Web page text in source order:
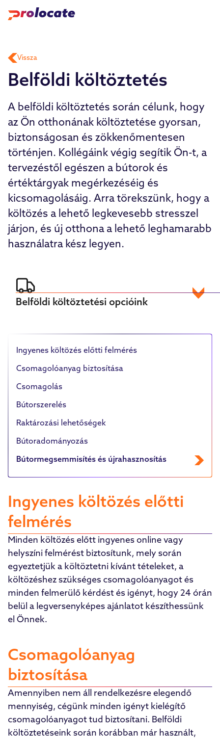
Vissza
Belföldi költöztetés
A belföldi költöztetés során célunk, hogy
az Ön otthonának költöztetése gyorsan,
biztonságosan és zökkenőmentesen
történjen. Kollégáink végig segítik Ön-t, a
tervezéstől egészen a bútorok és
értéktárgyak megérkezéséig és
kicsomagolásáig. Arra törekszünk, hogy a
költözés a lehető legkevesebb stresszel
járjon, és új otthona a lehető leghamarabb
használatra kész legyen.
Belföldi költöztetési opcióink
Ingyenes költözés előtti felmérés
Csomagolóanyag biztosítása
Csomagolás
Bútorszerelés
Raktározási lehetőségek
Bútoradományozás
Bútormegsemmisítés és újrahasznosítás
Ingyenes költözés előtti
felmérés
Minden költözés előtt ingyenes online vagy
helyszíni felmérést biztosítunk, mely során
egyeztetjük a költöztetni kívánt tételeket, a
költözéshez szükséges csomagolóanyagot és
minden felmerülő kérdést és igényt, hogy 24 órán
belül a legversenyképes ajánlatot készíthessünk
el Önnek.
Csomagolóanyag
biztosítása
Amennyiben nem áll rendelkezésre elegendő
mennyiség, cégünk minden igényt kielégítő
csomagolóanyagot tud biztosítani. Belföldi
költöztetéseink során korábban már használt,